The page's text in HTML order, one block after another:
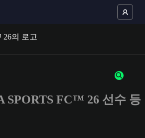
의 문자 또는 숫자를 입력하세요
SPORTS FC™ 26 선수 등